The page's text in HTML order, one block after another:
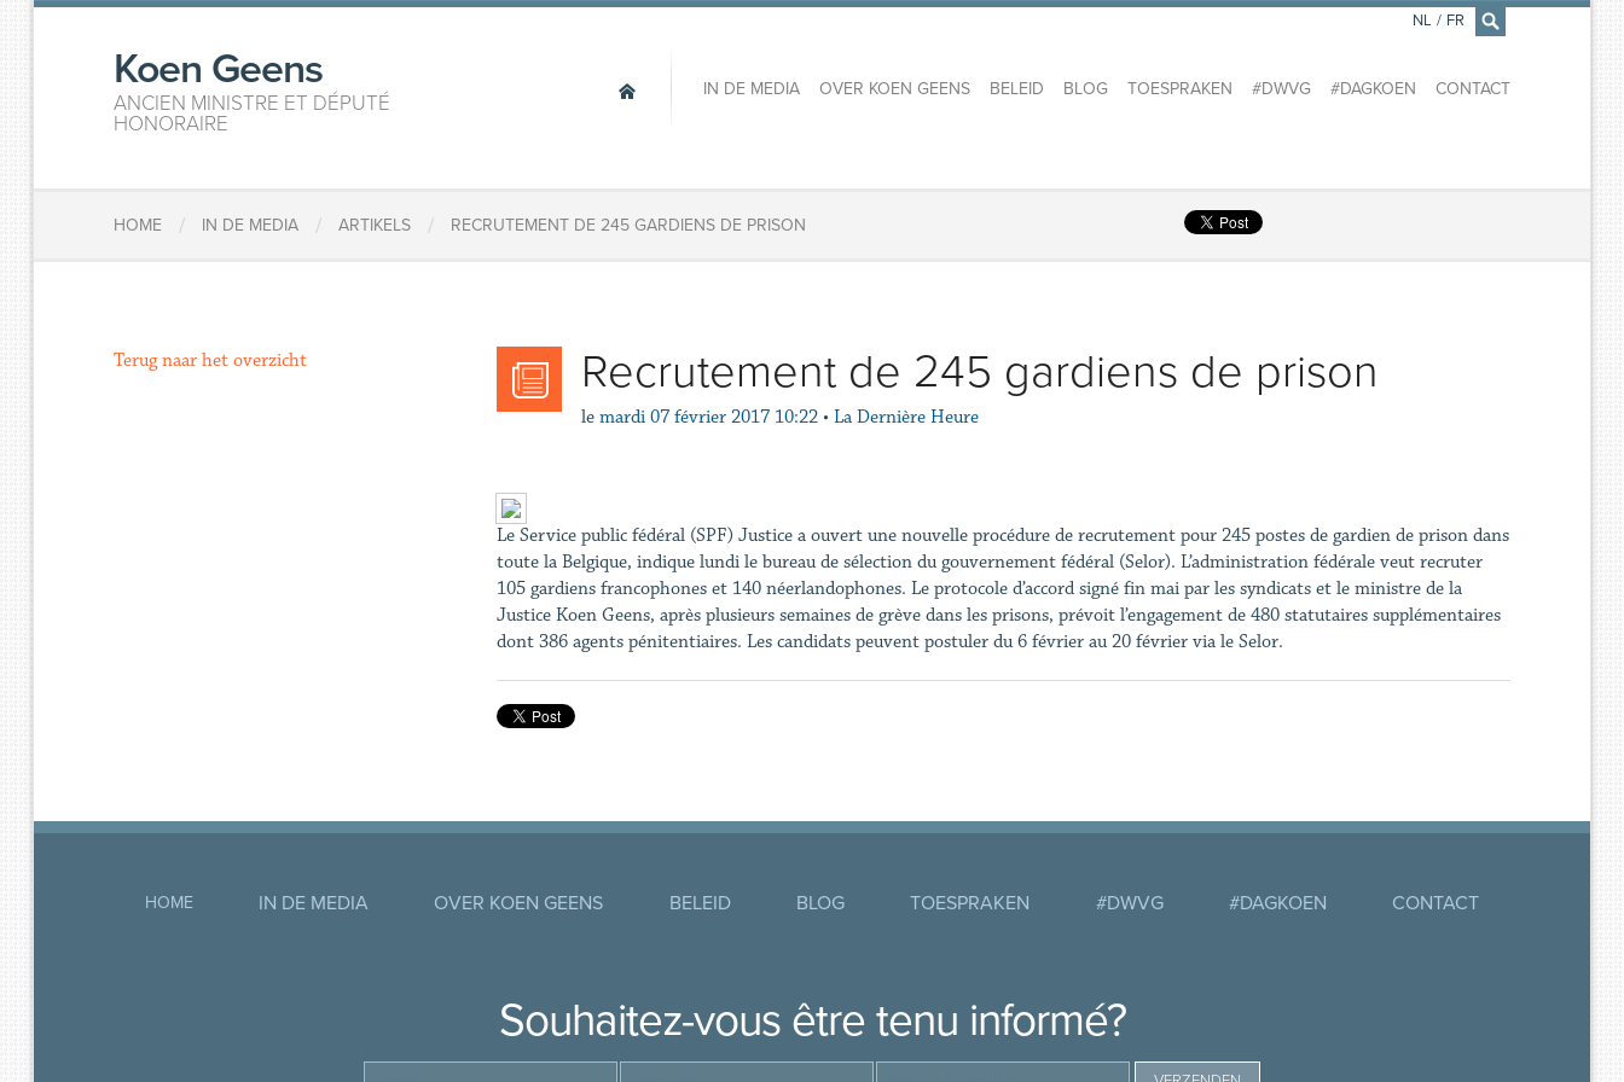
×
Koen Geens
ANCIEN MINISTRE ET DÉPUTÉ
HONORAIRE
IN DE MEDIA OVER KOEN GEENS BELEID BLOG TOESPRAKEN #DWVG #DAGKOEN CONTACT
NL / FR
HOME / IN DE MEDIA / ARTIKELS / RECRUTEMENT DE 245 GARDIENS DE PRISON
Recrutement de 245 gardiens de prison
le mardi 07 février 2017 10:22 • La Dernière Heure
Le Service public fédéral (SPF) Justice a ouvert une nouvelle procédure de recrutement pour 245 postes de gardien de prison dans
toute la Belgique, indique lundi le bureau de sélection du gouvernement fédéral (Selor). L’administration fédérale veut recruter
105 gardiens francophones et 140 néerlandophones. Le protocole d’accord signé fin mai par les syndicats et le ministre de la
Justice Koen Geens, après plusieurs semaines de grève dans les prisons, prévoit l’engagement de 480 statutaires supplémentaires
dont 386 agents pénitentiaires. Les candidats peuvent postuler du 6 février au 20 février via le Selor.
Terug naar het overzicht
HOME IN DE MEDIA OVER KOEN GEENS BELEID BLOG TOESPRAKEN #DWVG #DAGKOEN CONTACT
Souhaitez-vous être tenu informé?